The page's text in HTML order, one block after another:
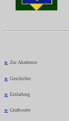
» Zur Akademie
» Geschichte
» Einladung
» Grußworte